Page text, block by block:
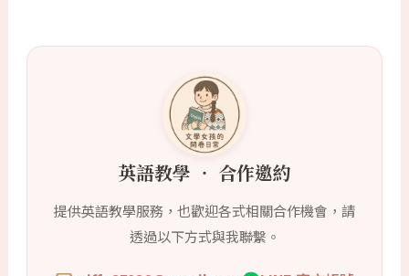
英語教學 ‧ 合作邀約
提供英語教學服務，也歡迎各式相關合作機會，請
透過以下方式與我聯繫。